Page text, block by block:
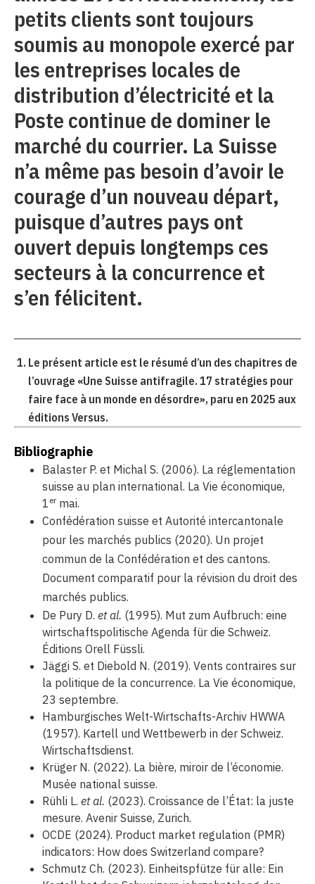
petits clients sont toujours
soumis au monopole exercé par
les entreprises locales de
distribution d’électricité et la
Poste continue de dominer le
marché du courrier. La Suisse
n’a même pas besoin d’avoir le
courage d’un nouveau départ,
puisque d’autres pays ont
ouvert depuis longtemps ces
secteurs à la concurrence et
s’en félicitent.
Le présent article est le résumé d’un des chapitres de
l’ouvrage «Une Suisse antifragile. 17 stratégies pour
faire face à un monde en désordre», paru en 2025 aux
éditions Versus.
Bibliographie
Balaster P. et Michal S. (2006). La réglementation
suisse au plan international. La Vie économique,
1 ermai.
Confédération suisse et Autorité intercantonale
pour les marchés publics (2020). Un projet
commun de la Confédération et des cantons.
Document comparatif pour la révision du droit des
marchés publics.
De Pury D. et al. (1995). Mut zum Aufbruch: eine
wirtschaftspolitische Agenda für die Schweiz.
Éditions Orell Füssli.
Jäggi S. et Diebold N. (2019). Vents contraires sur
la politique de la concurrence. La Vie économique,
23 septembre.
Hamburgisches Welt-Wirtschafts-Archiv HWWA
(1957). Kartell und Wettbewerb in der Schweiz.
Wirtschaftsdienst.
Krüger N. (2022). La bière, miroir de l’économie.
Musée national suisse.
Rühli L. et al. (2023). Croissance de l’État: la juste
mesure. Avenir Suisse, Zurich.
OCDE (2024). Product market regulation (PMR)
indicators: How does Switzerland compare?
Schmutz Ch. (2023). Einheitspfütze für alle: Ein